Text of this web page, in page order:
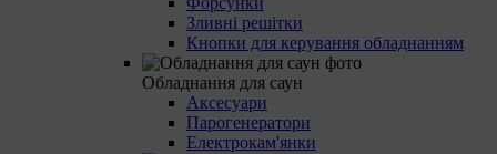
Зливні решітки
Кнопки для керування обладнанням
Обладнання для саун
Аксесуари
Парогенератори
Електрокам'янки